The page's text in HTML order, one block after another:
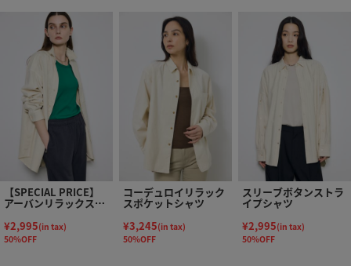
【SPECIAL PRICE】
アーバンリラックスコ
ットンシャツ
¥2,995(in tax)
50%OFF
コーデュロイリラック
スポケットシャツ
¥3,245(in tax)
50%OFF
スリーブボタンストラ
イプシャツ
¥2,995(in tax)
50%OFF